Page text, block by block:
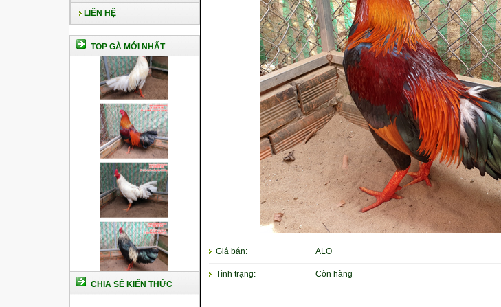
LIÊN HỆ
TOP GÀ MỚI NHẤT
CHIA SẺ KIẾN THỨC
Giá bán: ALO
Tình trạng: Còn hàng